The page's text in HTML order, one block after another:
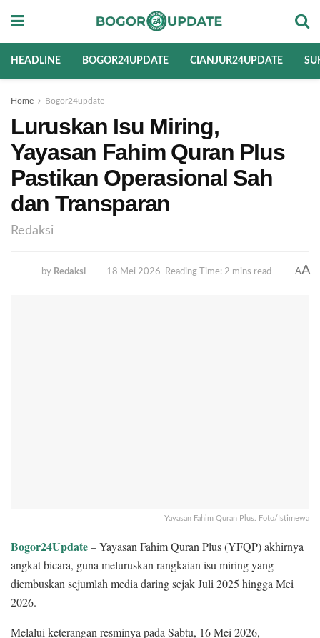
HEADLINE BOGOR24UPDATE CIANJUR24UPDATE
Home Bogor24update
Luruskan Isu Miring,
Yayasan Fahim Quran Plus
Pastikan Operasional Sah
dan Transparan
Redaksi
by Redaksi 18 Mei 2026 Reading Time: 2 mins read AA
Yayasan Fahim Quran Plus. Foto/Istimewa
Bogor24Update– Yayasan Fahim Quran Plus (YFQP) akhirnya
angkat bicara, guna meluruskan rangkaian isu miring yang
diembuskan sejumlah media daring sejak Juli 2025 hingga Mei
2026.
Melalui keterangan resminya pada Sabtu, 16 Mei 2026,